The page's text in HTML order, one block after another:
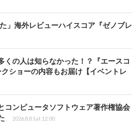
」海外レビューハイスコア『ゼノブレ
くの人は知らなかった！？『エースコ
ショーの内容もお届け【イベントレ
ンピュータソフトウェア著作権協会
2026.8.8 Sat 12:00